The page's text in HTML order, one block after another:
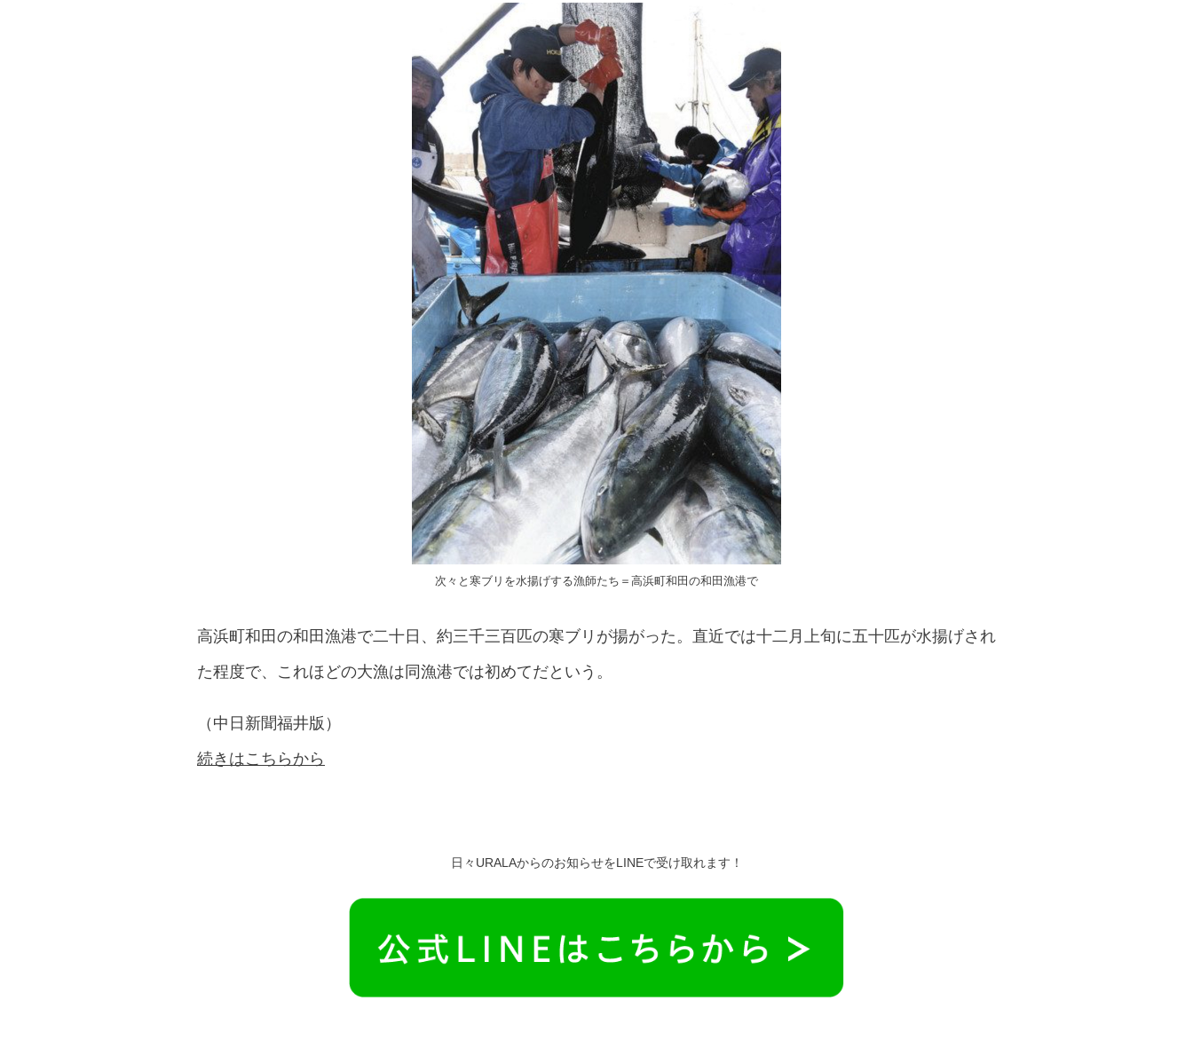
次々と寒ブリを水揚げする漁師たち＝高浜町和田の和田漁港で
高浜町和田の和田漁港で二十日、約三千三百匹の寒ブリが揚がった。直近では十二月上旬に五十匹が水揚げされ
た程度で、これほどの大漁は同漁港では初めてだという。
（中日新聞福井版）
続きはこちらから
日々URALAからのお知らせをLINEで受け取れます！